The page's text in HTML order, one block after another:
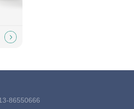
86550666